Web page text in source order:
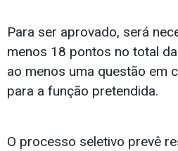
Para ser aprovado, será
menos 18 pontos no total
ao menos uma questão em
para a função pretendida.
O processo seletivo prevê